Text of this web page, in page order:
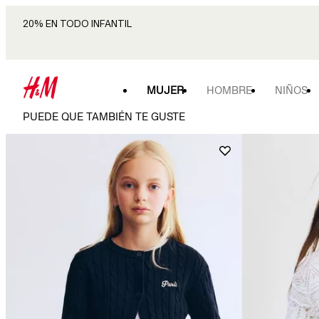
20% EN TODO INFANTIL
MUJER HOMBRE NIÑOS
PUEDE QUE TAMBIÉN TE GUSTE